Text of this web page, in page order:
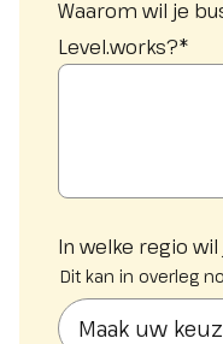
Waarom wil je
Level.works?*
In welke regio
Dit kan in overleg